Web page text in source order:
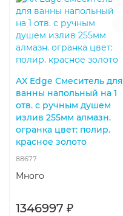
AX Edge Смеситель для
ванны напольный на 1
отв. с ручным душем
излив 255мм алмазн.
огранка цвет: полир.
красное золото
88677
Много
1346997 ₽